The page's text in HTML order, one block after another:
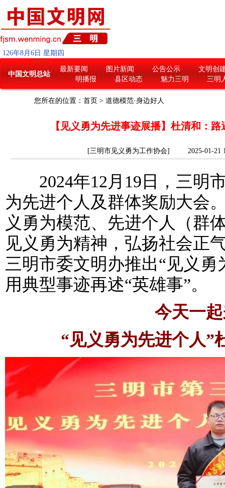
126年8月 6 日 星期四
中国文明总站
最新要闻 图片新闻 公告公示
文明创
明播报
县区动态 魅力三明 三明
您所在的位置： 首页 > 道德模范·身边好人
【见义勇为先进事迹展播】杜清和：
[三明市见义勇为工作协会] 2025-01-
2024年12月19日，三明
为先进个人及群体奖励大会
义勇为模范、先进个人（群
见义勇为精神，弘扬社会正
三明市委文明办推出“见义
用典型事迹再述“英雄事”。
今天一
“见义勇为先进个人”